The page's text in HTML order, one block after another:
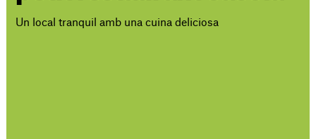
Un local tranquil amb una cuina deliciosa